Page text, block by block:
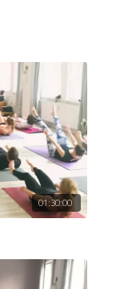
01:30:00